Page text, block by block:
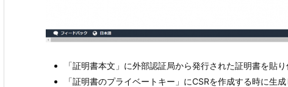
「証明書本文」に外部認証局から発行された証明書を貼り
「証明書のプライベートキー」にCSRを作成する時に生